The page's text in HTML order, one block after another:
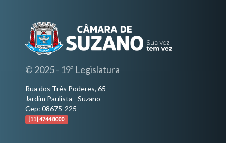
© 2025 - 19ª Legislatura
Rua dos Três Poderes, 65
Jardim Paulista - Suzano
Cep: 08675-225
[11] 4744 8000